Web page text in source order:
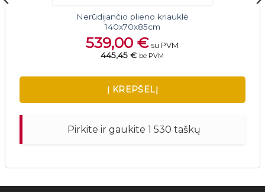
Nerūdijančio plieno kriauklė
140x70x85cm
539,00€ su PVM
445,45 € be PVM
Į KREPŠELĮ
Pirkite ir gaukite 1 530 taškų